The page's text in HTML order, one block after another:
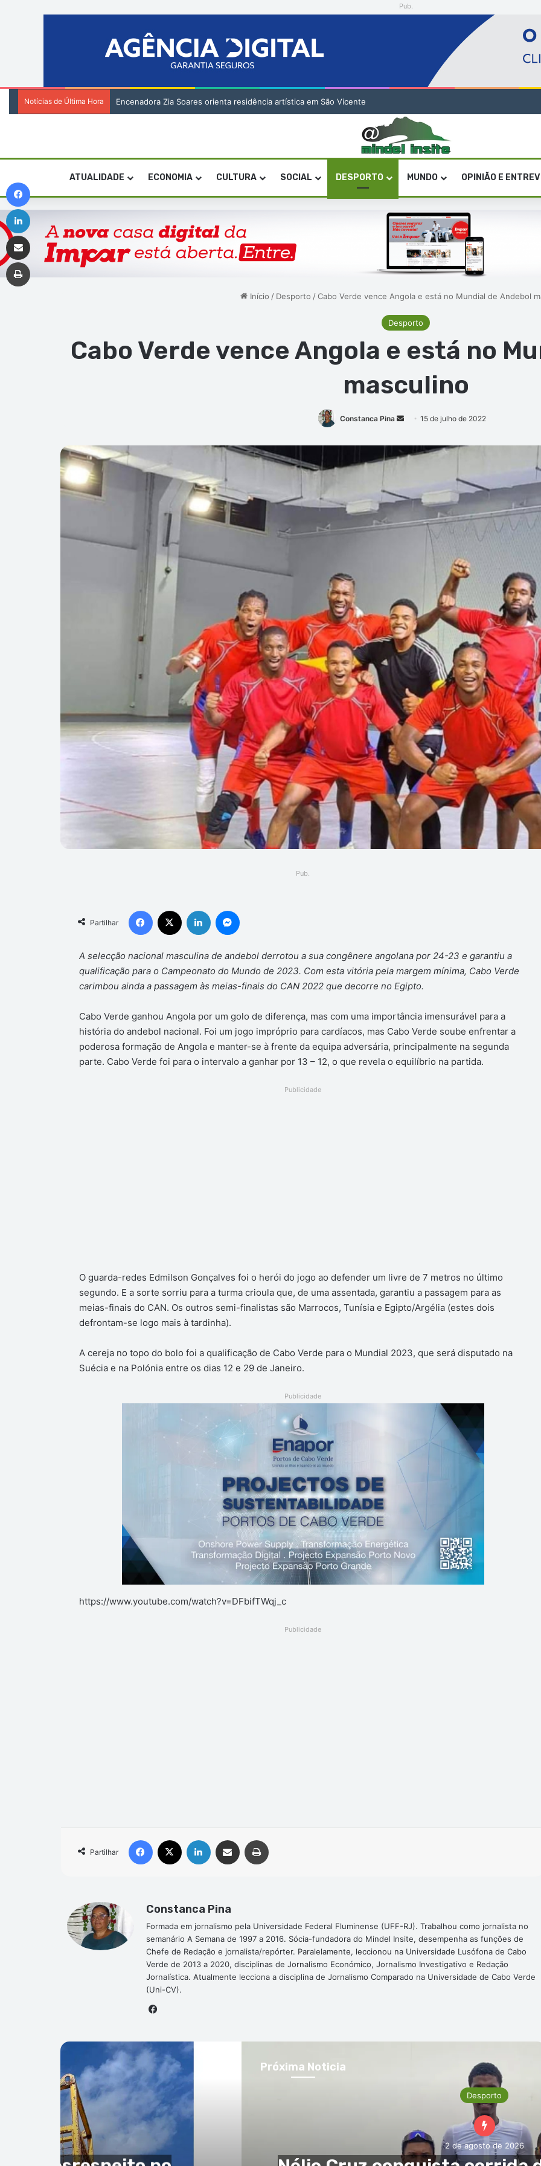
Pub.
Notícias de Última Hora Encenadora Zia Soares orienta residência artística em São Vicente
ATUALIDADE ECONOMIA CULTURA SOCIAL DESPORTO MUNDO OPINIÃO E
Início / Desporto /Cabo Verde vence Angola e está no Mundial de Andebol
Desporto
Cabo Verde vence Angola e está no
masculino
Constanca Pina
Mande
e-
15 de julho de 2022
Pub.
Partilhar
Facebook Linkedin
A selecção nacional masculina de andebol derrotou a sua congênere angolana por 24-23 e garantiu a
qualificação para o Campeonato do Mundo de 2023. Com esta vitória pela margem mínima, Cabo Verde
carimbou ainda a passagem às meias-finais do CAN 2022 que decorre no Egipto.
Cabo Verde ganhou Angola por um golo de diferença, mas com uma importância imensurável para a
história do andebol nacional. Foi um jogo impróprio para cardíacos, mas Cabo Verde soube enfrentar a
poderosa formação de Angola e manter-se à frente da equipa adversária, principalmente na segunda
parte. Cabo Verde foi para o intervalo a ganhar por 13 – 12, o que revela o equilíbrio na partida.
Publicidade
O guarda-redes Edmilson Gonçalves foi o herói do jogo ao defender um livre de 7 metros no último
segundo. E a sorte sorriu para a turma crioula que, de uma assentada, garantiu a passagem para as
meias-finais do CAN. Os outros semi-finalistas são Marrocos, Tunísia e Egipto/Argélia (estes dois
defrontam-se logo mais à tardinha).
A cereja no topo do bolo foi a qualificação de Cabo Verde para o Mundial 2023, que será disputado na
Suécia e na Polónia entre os dias 12 e 29 de Janeiro.
Publicidade
https://www.youtube.com/watch?v=DFbifTWqj_c
Publicidade
Partilhar
Facebook Linkedin Compartilhar via e-mail
Constanca Pina
Formada em jornalismo pela Universidade Federal Fluminense (UFF-RJ). Trabalhou como jornalista no
semanário A Semana de 1997 a 2016. Sócia-fundadora do Mindel Insite, desempenha as funções de
Chefe de Redação e jornalista/repórter. Paralelamente, leccionou na Universidade Lusófona de Cabo
Verde de 2013 a 2020, disciplinas de Jornalismo Económico, Jornalismo Investigativo e Redação
Jornalística. Atualmente lecciona a disciplina de Jornalismo Comparado na Universidade de Cabo Verde
(Uni-CV).
Próxima Noticia
Linkedin
Imprimir